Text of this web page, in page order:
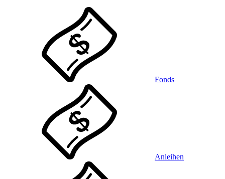
Fonds
Anleihen